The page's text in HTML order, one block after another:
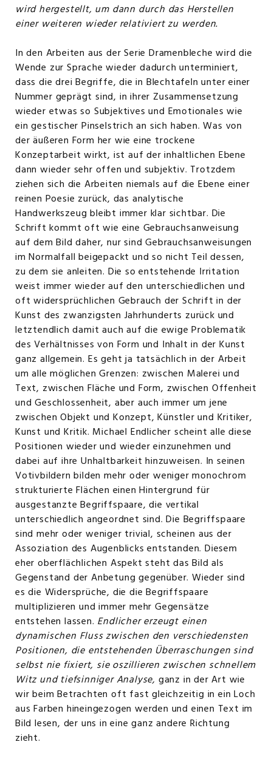
wird hergestellt, um dann durch das Herstellen
einer weiteren wieder relativiert zu werden.
In den Arbeiten aus der Serie Dramenbleche wird die
Wende zur Sprache wieder dadurch unterminiert,
dass die drei Begriffe, die in Blechtafeln unter einer
Nummer geprägt sind, in ihrer Zusammensetzung
wieder etwas so Subjektives und Emotionales wie
ein gestischer Pinselstrich an sich haben. Was von
der äußeren Form her wie eine trockene
Konzeptarbeit wirkt, ist auf der inhaltlichen Ebene
dann wieder sehr offen und subjektiv. Trotzdem
ziehen sich die Arbeiten niemals auf die Ebene einer
reinen Poesie zurück, das analytische
Handwerkszeug bleibt immer klar sichtbar. Die
Schrift kommt oft wie eine Gebrauchsanweisung
auf dem Bild daher, nur sind Gebrauchsanweisungen
im Normalfall beigepackt und so nicht Teil dessen,
zu dem sie anleiten. Die so entstehende Irritation
weist immer wieder auf den unterschiedlichen und
oft widersprüchlichen Gebrauch der Schrift in der
Kunst des zwanzigsten Jahrhunderts zurück und
letztendlich damit auch auf die ewige Problematik
des Verhältnisses von Form und Inhalt in der Kunst
ganz allgemein. Es geht ja tatsächlich in der Arbeit
um alle möglichen Grenzen: zwischen Malerei und
Text, zwischen Fläche und Form, zwischen Offenheit
und Geschlossenheit, aber auch immer um jene
zwischen Objekt und Konzept, Künstler und Kritiker,
Kunst und Kritik. Michael Endlicher scheint alle diese
Positionen wieder und wieder einzunehmen und
dabei auf ihre Unhaltbarkeit hinzuweisen. In seinen
Votivbildern bilden mehr oder weniger monochrom
strukturierte Flächen einen Hintergrund für
ausgestanzte Begriffspaare, die vertikal
unterschiedlich angeordnet sind. Die Begriffspaare
sind mehr oder weniger trivial, scheinen aus der
Assoziation des Augenblicks entstanden. Diesem
eher oberflächlichen Aspekt steht das Bild als
Gegenstand der Anbetung gegenüber. Wieder sind
es die Widersprüche, die die Begriffspaare
multiplizieren und immer mehr Gegensätze
entstehen lassen. Endlicher erzeugt einen
dynamischen Fluss zwischen den verschiedensten
Positionen, die entstehenden Überraschungen sind
selbst nie fixiert, sie oszillieren zwischen schnellem
Witz und tiefsinniger Analyse, ganz in der Art wie
wir beim Betrachten oft fast gleichzeitig in ein Loch
aus Farben hineingezogen werden und einen Text im
Bild lesen, der uns in eine ganz andere Richtung
zieht.